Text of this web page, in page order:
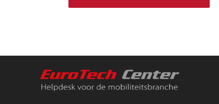
2,0M
aantal